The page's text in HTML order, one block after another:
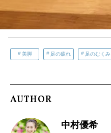
美脚 足の疲れ 足のむくみ
AUTHOR
中村優希